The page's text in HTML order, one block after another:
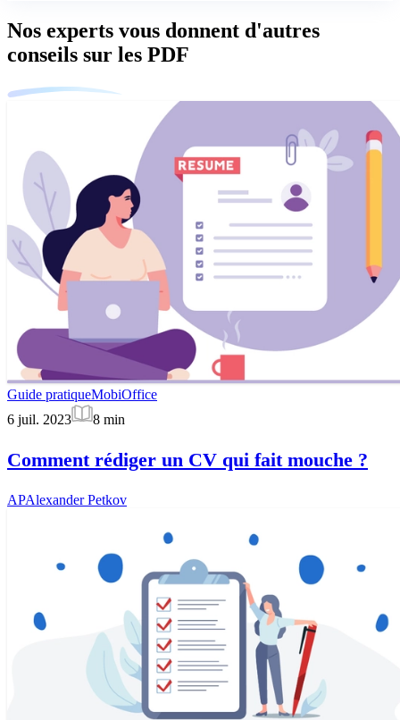
Nos experts vous donnent d'autres
conseils sur les PDF
Guide pratiqueMobiOffice
6 juil. 2023
8 min
Comment rédiger un CV qui fait mouche ?
APAlexander Petkov